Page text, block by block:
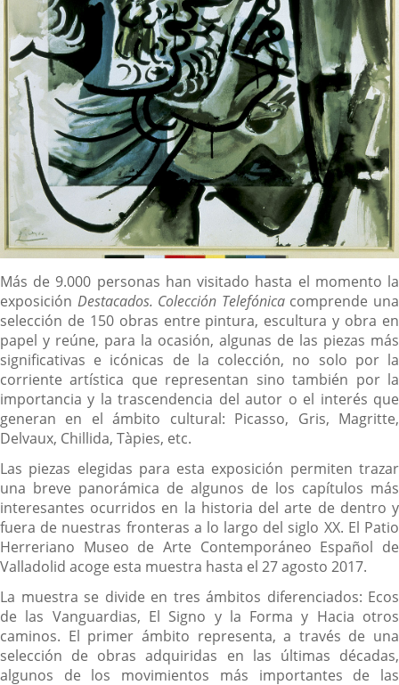
Descripción
Más de 9.000 personas han visitado hasta el momento la
exposición Destacados. Colección Telefónicacomprende una
selección de 150 obras entre pintura, escultura y obra en
papel y reúne, para la ocasión, algunas de las piezas más
significativas e icónicas de la colección, no solo por la
corriente artística que representan sino también por la
importancia y la trascendencia del autor o el interés que
generan en el ámbito cultural: Picasso, Gris, Magritte,
Delvaux, Chillida, Tàpies, etc.
Las piezas elegidas para esta exposición permiten trazar
una breve panorámica de algunos de los capítulos más
interesantes ocurridos en la historia del arte de dentro y
fuera de nuestras fronteras a lo largo del siglo XX. El Patio
Herreriano Museo de Arte Contemporáneo Español de
Valladolid acoge esta muestra hasta el 27 agosto 2017.
La muestra se divide en tres ámbitos diferenciados: Ecos
de las Vanguardias, El Signo y la Forma y Hacia otros
caminos. El primer ámbito representa, a través de una
selección de obras adquiridas en las últimas décadas,
algunos de los movimientos más importantes de las